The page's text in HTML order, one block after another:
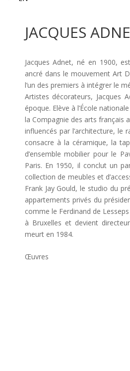
JACQUES
Jacques Adnet, né en 1900,
ancré dans le mouvement Art
l’un des premiers à intégrer le
Artistes décorateurs, Jacques
époque. Elève à l’École
la Compagnie des arts français
influencés par l’architecture, le
consacre à la céramique, la
d’ensemble mobilier pour le
Paris. En 1950, il conclut un
collection de meubles et
Frank Jay Gould, le studio du
appartements privés du
comme le Ferdinand de
à Bruxelles et devient
meurt en 1984.
Œuvres